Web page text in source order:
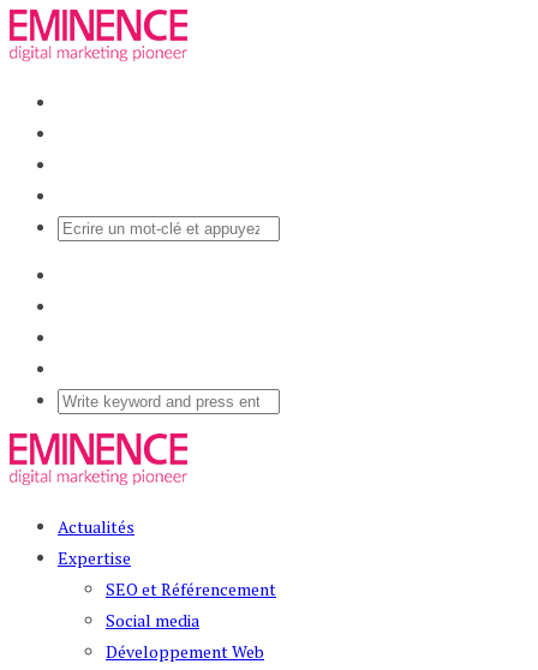
Actualités
Expertise
SEO et Référencement
Social media
Développement Web